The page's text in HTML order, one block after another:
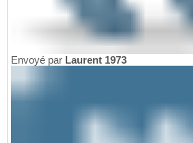
Envoyé par Laurent 1973